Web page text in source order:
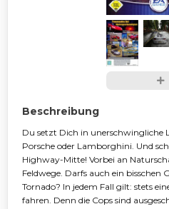
Beschreibung
Du setzt Dich in unerschwingliche
Porsche oder Lamborghini. Und
Highway-Mitte! Vorbei an
Feldwege. Darfs auch ein bisschen
Tornado? In jedem Fall gilt: stets
fahren. Denn die Cops sind